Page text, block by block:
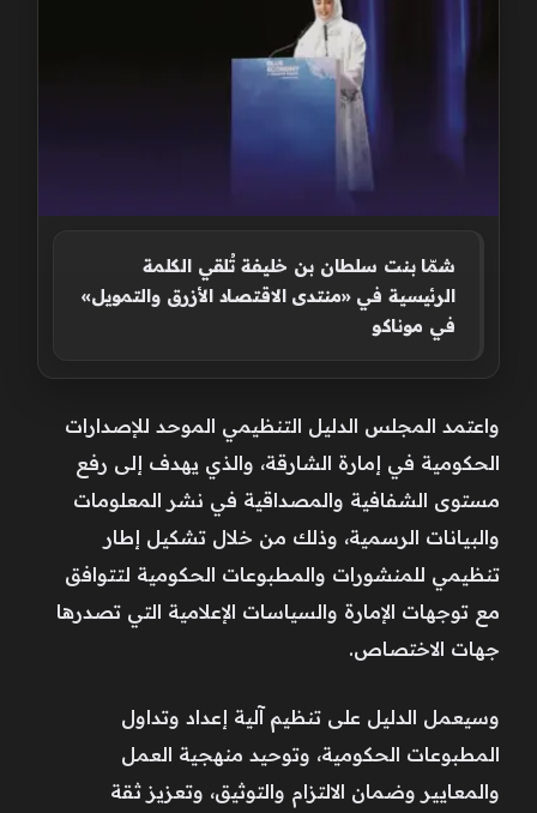
شمّا بنت سلطان بن خليفة تُلقي الكلمة
الرئيسية في «منتدى الاقتصاد الأزرق والتمويل»
في موناكو
واعتمد المجلس الدليل التنظيمي الموحد للإصدارات
الحكومية في إمارة الشارقة، والذي يهدف إلى رفع
مستوى الشفافية والمصداقية في نشر المعلومات
والبيانات الرسمية، وذلك من خلال تشكيل إطار
تنظيمي للمنشورات والمطبوعات الحكومية لتتوافق
مع توجهات الإمارة والسياسات الإعلامية التي تصدرها
جهات الاختصاص.
وسيعمل الدليل على تنظيم آلية إعداد وتداول
المطبوعات الحكومية، وتوحيد منهجية العمل
والمعايير وضمان الالتزام والتوثيق، وتعزيز ثقة